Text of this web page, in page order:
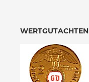
WERTGUTACHTEN